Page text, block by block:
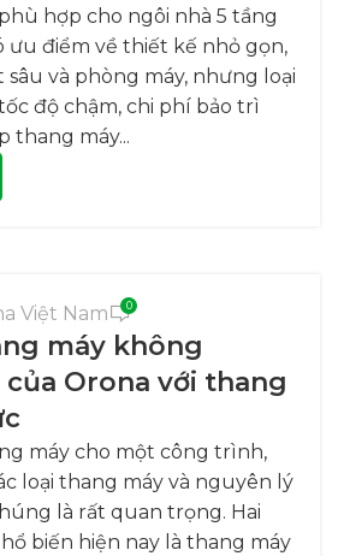
hợp cho ngôi nhà 5 tầng
ưu điểm về thiết kế nhỏ gọn,
sâu và phòng máy, nhưng loại
độ chậm, chi phí bảo trì
thang máy...
Việt Nam 0
máy không
Orona với thang
máy cho một công trình,
loại thang máy và nguyên lý
là rất quan trọng. Hai
biến hiện nay là thang máy